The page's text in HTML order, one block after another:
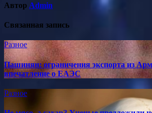
Автор Admin
Связанная запись
Разное
Пашинян: ограничения экспорта из
впечатление о ЕАЭС
Разное